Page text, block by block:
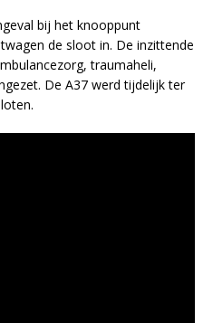
bij het knooppunt
de sloot in. De inzittende
traumaheli,
De A37 werd tijdelijk ter